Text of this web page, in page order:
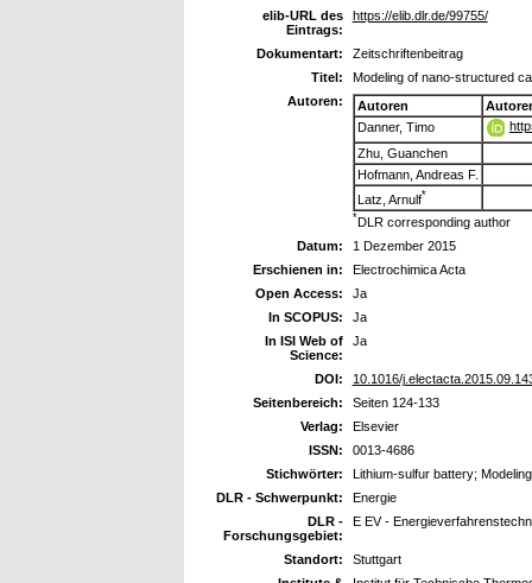
elib-URL des
Eintrags:
https://elib.dlr.de/99755/
Dokumentart:
Zeitschriftenbeitrag
Titel:
Modeling of nano-structured
Autoren:
Autoren
Danner, Timo
Zhu, Guanchen
Hofmann, Andreas F.
Latz, Arnulf*
*DLR corresponding author
Datum:
1 Dezember 2015
Erschienen in:
Electrochimica Acta
Open Access:
Ja
In SCOPUS:
Ja
In ISI Web of
Science:
Ja
DOI:
10.1016/
Seitenbereich:
Seiten 124-133
Verlag:
Elsevier
ISSN:
0013-4686
Stichwörter:
Lithium-sulfur battery;
DLR - Schwerpunkt:
Energie
DLR -
Forschungsgebiet:
E EV -
Standort:
Stuttgart